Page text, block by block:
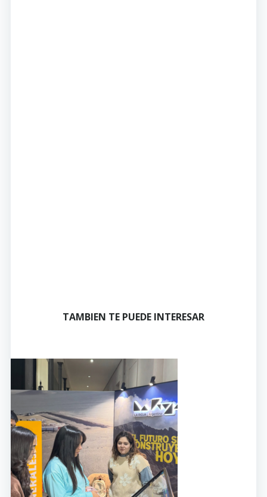
TAMBIEN TE PUEDE INTERESAR